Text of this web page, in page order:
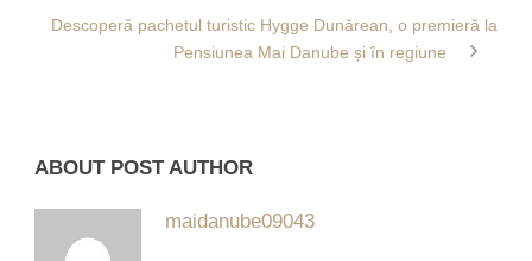
Descoperă pachetul turistic Hygge Dunărean, o premieră la
Pensiunea Mai Danube și în regiune
ABOUT POST AUTHOR
maidanube09043